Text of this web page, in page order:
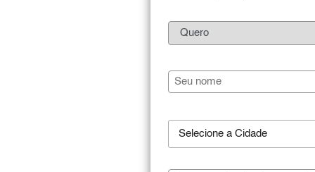
Selecione a Cidade